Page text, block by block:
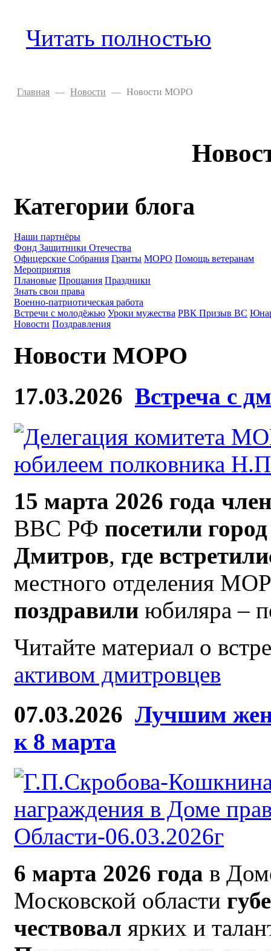
Читать полностью
Главная — Новости — Новости МОРО
Категории блога
Наши партнёры
Фонд Защитники Отечества
Офицерские Собрания Гранты МОРО Помощь ветеранам
Мероприятия
Плановые Прощания Праздники
Знать свои права
Военно-патриотическая работа
Встречи с молодёжью Уроки мужества РВК Призыв ВС
Новости Поздравления
Новости МОРО
17.03.2026 Встреча с
15 марта 2026 года
ВВС РФ посетили
Дмитров, где
местного отделения
поздравили юбиляра –
Читайте материал о
активом дмитровцев
07.03.2026 Лучшим
к 8 марта
6 марта 2026 года в
Московской области
чествовал ярких и